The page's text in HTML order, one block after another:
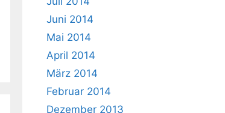
Juni 2014
Mai 2014
April 2014
März 2014
Februar 2014
Dezember 2013